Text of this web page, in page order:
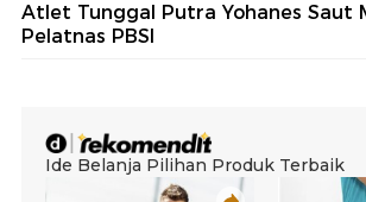
Atlet Tunggal Putra Yohanes Saut
Pelatnas PBSI